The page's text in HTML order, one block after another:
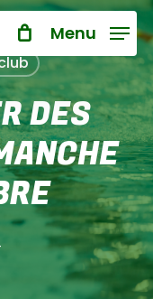
MenuClose
Cart
DES